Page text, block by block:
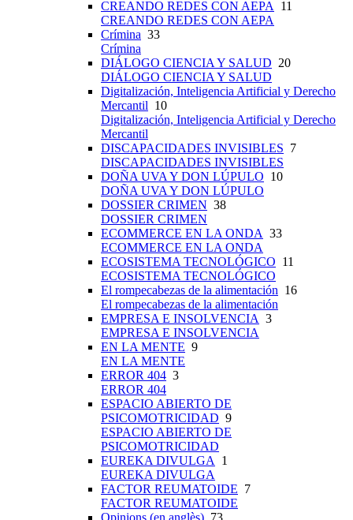
CREANDO REDES CON AEPA
11
CREANDO REDES CON AEPA
Crímina 33
Crímina
DIÁLOGO CIENCIA Y SALUD 20
DIÁLOGO CIENCIA Y SALUD
Digitalización, Inteligencia Artificial y Derecho
Mercantil 10
Digitalización, Inteligencia Artificial y Derecho
Mercantil
DISCAPACIDADES INVISIBLES 7
DISCAPACIDADES INVISIBLES
DOÑA UVA Y DON LÚPULO 10
DOÑA UVA Y DON LÚPULO
DOSSIER CRIMEN 38
DOSSIER CRIMEN
ECOMMERCE EN LA ONDA 33
ECOMMERCE EN LA ONDA
ECOSISTEMA TECNOLÓGICO 11
ECOSISTEMA TECNOLÓGICO
El rompecabezas de la alimentación 16
El rompecabezas de la alimentación
EMPRESA E INSOLVENCIA 3
EMPRESA E INSOLVENCIA
EN LA MENTE 9
EN LA MENTE
ERROR 404 3
ERROR 404
ESPACIO ABIERTO DE
PSICOMOTRICIDAD 9
ESPACIO ABIERTO DE
PSICOMOTRICIDAD
EUREKA DIVULGA
1
EUREKA DIVULGA
FACTOR REUMATOIDE 7
FACTOR REUMATOIDE